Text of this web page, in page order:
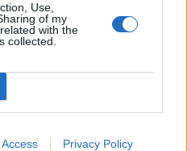
Use,
of my
with the
collected.
Privacy Policy
dei contributi previdenziali
a tempo